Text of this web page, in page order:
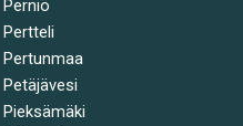
Perniö
Pertteli
Pertunmaa
Petäjävesi
Pieksämäki